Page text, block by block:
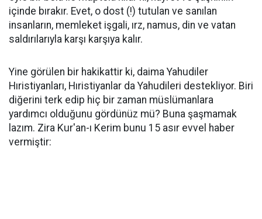
içinde bırakır. Evet, o dost (!) tutulan ve sanılan
insanların, memleket işgali, ırz, namus, din ve vatan
saldırılarıyla karşı karşıya kalır.
Yine görülen bir hakikattir ki, daima Yahudiler
Hıristiyanları, Hıristiyanlar da Yahudileri destekliyor. Biri
diğerini terk edip hiç bir zaman müslümanlara
yardımcı olduğunu gördünüz mü? Buna şaşmamak
lazım. Zira Kur'an-ı Kerim bunu 15 asır evvel haber
vermiştir: